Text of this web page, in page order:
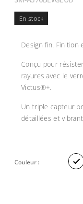
En stock
Design fin. Finition
Conçu pour
rayures avec le
Victus®+.
Un triple capteur
détaillées et
Couleur : 